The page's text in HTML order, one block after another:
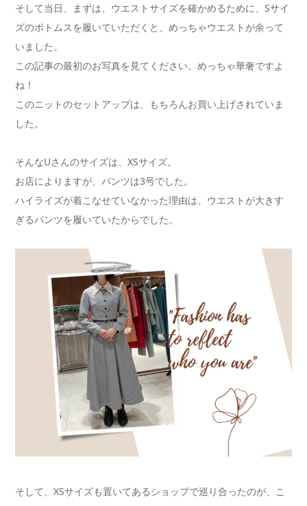
そして当日、まずは、ウエストサイズを確かめるために、Sサイ
ズのボトムスを履いていただくと、めっちゃウエストが余って
いました。
この記事の最初のお写真を見てください。めっちゃ華奢ですよ
ね！
このニットのセットアップは、もちろんお買い上げされていま
した。
そんなUさんのサイズは、XSサイズ。
お店によりますが、パンツは3号でした。
ハイライズが着こなせていなかった理由は、ウエストが大きす
ぎるパンツを履いていたからでした。
そして、XSサイズも置いてあるショップで巡り合ったのが、こ